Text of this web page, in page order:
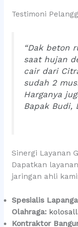
Testimoni
“Dak beton
saat hujan
cair dari
sudah 2
Harganya
Bapak Budi,
Sinergi Layanan
Dapatkan
jaringan ahli
Spesialis
Olahraga:
Kontraktor